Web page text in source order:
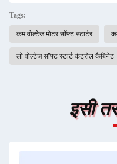
Tags:
कम वोल्टेज मोटर सॉफ्ट स्टार्टर
लो वोल्टेज सॉफ्ट स्टार्ट कंट्रोल कैबिनेट
इसी